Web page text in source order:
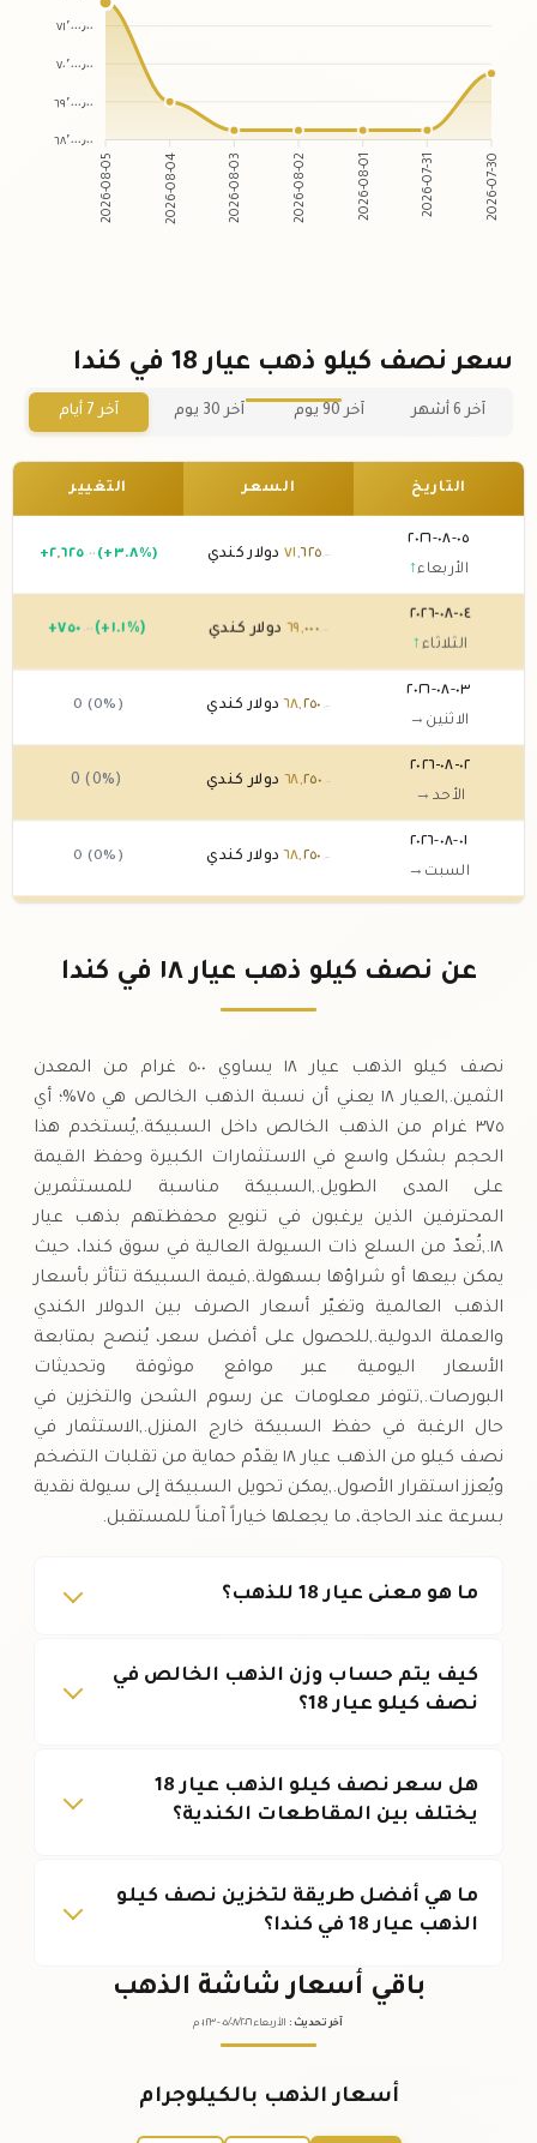
٧١٬٠٠٠٫٠٠
٧٠٬٠٠٠٫٠٠
٦٩٬٠٠٠٫٠٠
٦٨٬٠٠٠٫٠٠
2026-08-05 2026-08-04 2026-08-03 2026-08-02 2026-08-01 2026-07-31 2026-07-30
سعر نصف كيلو ذهب عيار 18 في كندا
آخر 6 أشهر آخر 90 يوم آخر 30 يوم آخر 7 أيام
التاريخ السعر التغيير
٠٥-٠٨-٢٠٢٦
الأربعاء↑
٧١,٦٢٥.٠٠ دولار كندي +٢,٦٢٥ .٠٠ (+٣.٨%)
٠٤-٠٨-٢٠٢٦
الثلاثاء ↑
٦٩,٠٠٠ دولار كندي +٧٥٠ .٠٠ (+١.١%)
٠٣-٠٨-٢٠٢٦
الاثنين →
٦٨,٢٥٠ .٠٠ دولار كندي 0 (0%)
٠٢-٠٨-٢٠٢٦
الأحد →
٦٨,٢٥٠ .٠٠ دولار كندي 0 (0%)
٠١-٠٨-٢٠٢٦
السبت →
٦٨,٢٥٠ .٠٠ دولار كندي 0 (0%)
٦٩,٧٥٠ دولار كندي
عن نصف كيلو ذهب عيار ١٨ في كندا
نصف كيلو الذهب عيار ١٨ يساوي ٥٠٠ غرام من المعدن
الثمين.,العيار ١٨ يعني أن نسبة الذهب الخالص هي ٧٥%؛ أي
٣٧٥ غرام من الذهب الخالص داخل السبيكة.,يُستخدم هذا
الحجم بشكل واسع في الاستثمارات الكبيرة وحفظ القيمة
على المدى الطويل.,السبيكة مناسبة للمستثمرين
المحترفين الذين يرغبون في تنويع محفظتهم بذهب عيار
١٨.,تُعدّ من السلع ذات السيولة العالية في سوق كندا، حيث
يمكن بيعها أو شراؤها بسهولة.,قيمة السبيكة تتأثر بأسعار
الذهب العالمية وتغيّر أسعار الصرف بين الدولار الكندي
والعملة الدولية.,للحصول على أفضل سعر، يُنصح بمتابعة
الأسعار اليومية عبر مواقع موثوقة وتحديثات
البورصات.,تتوفر معلومات عن رسوم الشحن والتخزين في
حال الرغبة في حفظ السبيكة خارج المنزل.,الاستثمار في
نصف كيلو من الذهب عيار ١٨ يقدّم حماية من تقلبات التضخم
ويُعزز استقرار الأصول.,يمكن تحويل السبيكة إلى سيولة نقدية
بسرعة عند الحاجة، ما يجعلها خياراً آمناً للمستقبل.
ما هو معنى عيار 18 للذهب؟
كيف يتم حساب وزن الذهب الخالص في
نصف كيلو عيار 18؟
هل سعر نصف كيلو الذهب عيار 18
يختلف بين المقاطعات الكندية؟
ما هي أفضل طريقة لتخزين نصف كيلو
الذهب عيار 18 في كندا؟
باقي أسعار شاشة الذهب
آخر تحديث : الأربعاء ٠٥ /٠٨/٢٠٢٦ - ٠١:٢٣ م
أسعار الذهب بالكيلوجرام